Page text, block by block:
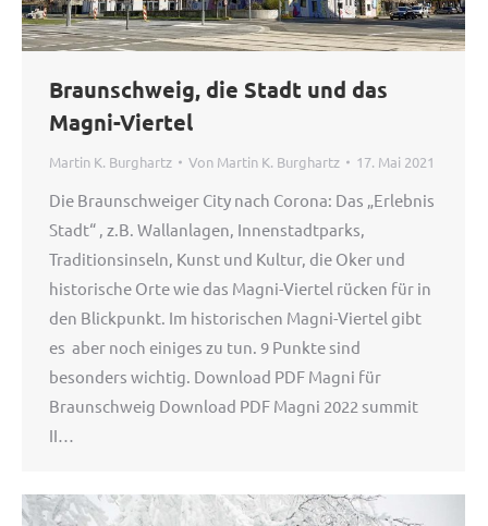
Braunschweig, die Stadt und das
Magni-Viertel
Martin K. Burghartz Von Martin K. Burghartz 17. Mai 2021
Die Braunschweiger City nach Corona: Das „Erlebnis
Stadt“ , z.B. Wallanlagen, Innenstadtparks,
Traditionsinseln, Kunst und Kultur, die Oker und
historische Orte wie das Magni-Viertel rücken für in
den Blickpunkt. Im historischen Magni-Viertel gibt
es aber noch einiges zu tun. 9 Punkte sind
besonders wichtig. Download PDF Magni für
Braunschweig Download PDF Magni 2022 summit
II…